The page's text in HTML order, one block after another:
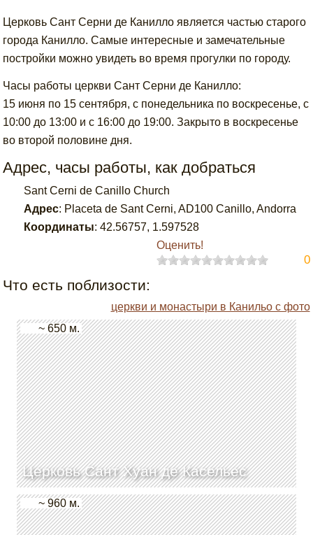
Церковь Сант Серни де Канилло является частью старого
города Канилло. Самые интересные и замечательные
постройки можно увидеть во время прогулки по городу.
Часы работы церкви Сант Серни де Канилло:
15 июня по 15 сентября, с понедельника по воскресенье, с
10:00 до 13:00 и с 16:00 до 19:00. Закрыто в воскресенье
во второй половине дня.
Адрес, часы работы, как добраться
Sant Cerni de Canillo Church
Адрес: Placeta de Sant Cerni, AD100 Canillo, Andorra
Координаты: 42.56757, 1.597528
Оценить!
0
Что есть поблизости:
церкви и монастыри в Канильо с фото
Церковь Сант Хуан де Касельес
~ 650 м.
~ 960 м.